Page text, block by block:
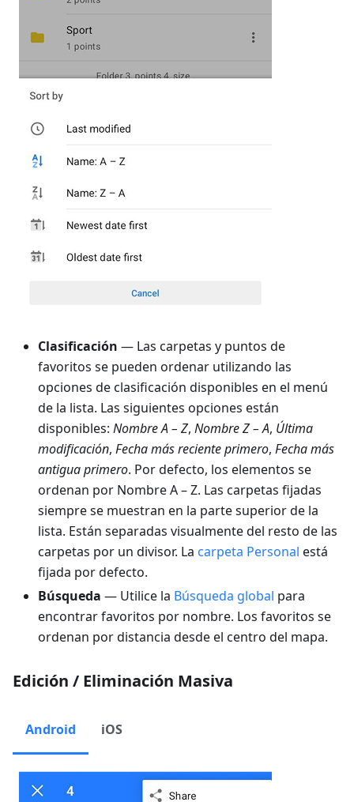
Clasificación — Las carpetas y puntos de
favoritos se pueden ordenar utilizando las
opciones de clasificación disponibles en el menú
de la lista. Las siguientes opciones están
disponibles: Nombre A – Z, Nombre Z – A, Última
modificación, Fecha más reciente primero, Fecha más
antigua primero. Por defecto, los elementos se
ordenan por Nombre A – Z. Las carpetas fijadas
siempre se muestran en la parte superior de la
lista. Están separadas visualmente del resto de las
carpetas por un divisor. La carpeta Personal está
fijada por defecto.
Búsqueda — Utilice la Búsqueda global para
encontrar favoritos por nombre. Los favoritos se
ordenan por distancia desde el centro del mapa.
Edición / Eliminación Masiva
Android iOS